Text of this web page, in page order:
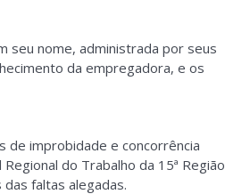
seu nome, administrada por seus
da empregadora, e os
de improbidade e concorrência
do Trabalho da 15ª Região
faltas alegadas.